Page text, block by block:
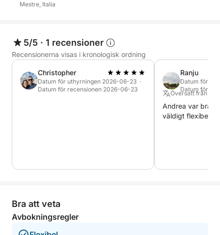
Mestre, Italia
5/5 · 1 recensioner
Recensionerna visas i kronologisk ordning
Christopher
Datum för uthyrningen 2026-06-23 ·
Datum för recensionen 2026-06-23
Ranju
Datum för
Datum för
Översatt från
Andrea var bra
väldigt flexibel.
Bra att veta
Avbokningsregler